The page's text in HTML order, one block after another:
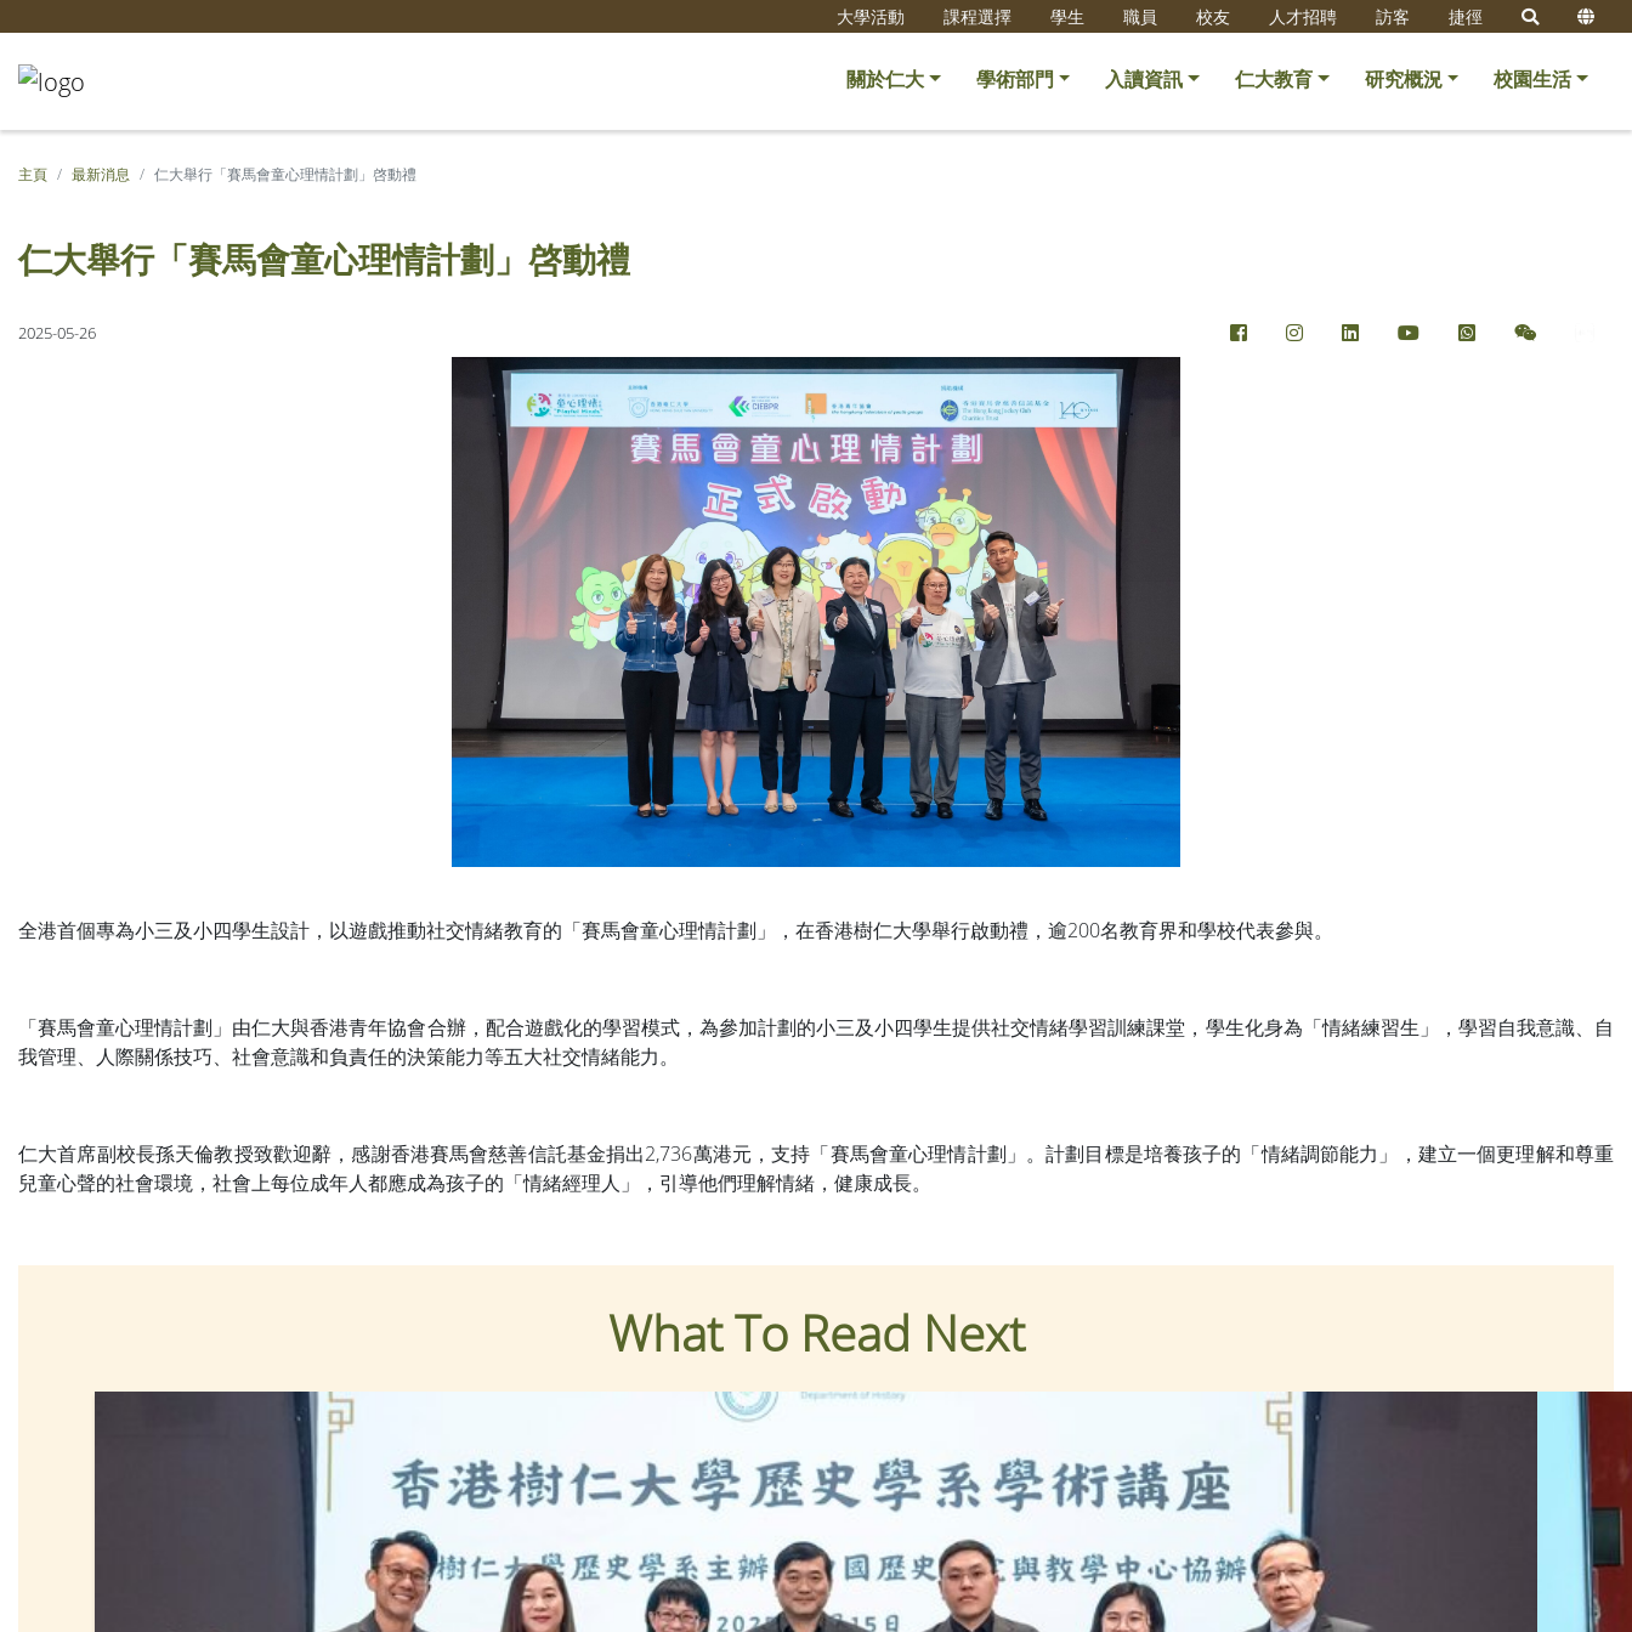
大學活動 課程選擇 學生 職員 校友 人才招聘 訪客 捷徑
關於仁大 學術部門 入讀資訊 仁大教育 研究概況 校園生活
主頁 最新消息 仁大舉行「賽馬會童心理情計劃」啓動禮
仁大舉行「賽馬會童心理情計劃」啓動禮
2025-05-26
全港首個專為小三及小四學生設計，以遊戲推動社交情緒教育的「賽馬會童心理情計劃」，在香港樹仁大學舉行啟動禮，逾200名教育界和學校代表參與。
「賽馬會童心理情計劃」由仁大與香港青年協會合辦，配合遊戲化的學習模式，為參加計劃的小三及小四學生提供社交情緒學習訓練課堂，學生化身為「情緒練習生」，學習自我意識、自
我管理、人際關係技巧、社會意識和負責任的決策能力等五大社交情緒能力。
仁大首席副校長孫天倫教授致歡迎辭，感謝香港賽馬會慈善信託基金捐出2,736萬港元，支持「賽馬會童心理情計劃」。計劃目標是培養孩子的「情緒調節能力」，建立一個更理解和尊重
兒童心聲的社會環境，社會上每位成年人都應成為孩子的「情緒經理人」，引導他們理解情緒，健康成長。
What To Read Next